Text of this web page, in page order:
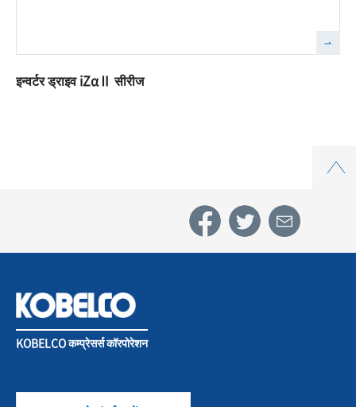
इन्वर्टर ड्राइव iZαⅡ सीरीज
KOBELCO कम्प्रेसर्स कॉरपोरेशन